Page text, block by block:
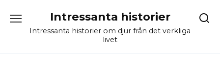
content
Intressanta historier
Intressanta historier om djur från det verkliga
livet